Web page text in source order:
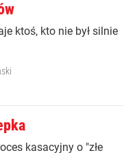
ktoś, kto nie był silnie
kasacyjny o "złe